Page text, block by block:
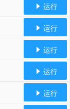
 运行
 运行
 运行
 运行
 运行